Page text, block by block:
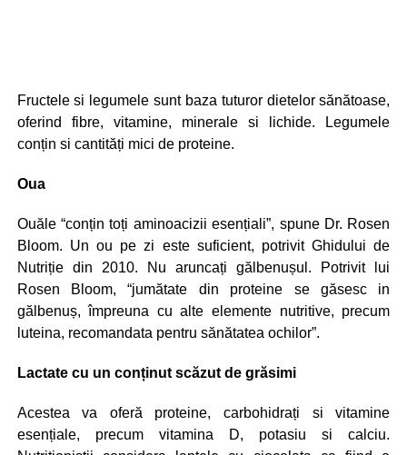
Fructele si legumele sunt baza tuturor dietelor sănătoase,
oferind fibre, vitamine, minerale si lichide. Legumele
conțin si cantități mici de proteine.
Oua
Ouăle “conțin toți aminoacizii esențiali”, spune Dr. Rosen
Bloom. Un ou pe zi este suficient, potrivit Ghidului de
Nutriție din 2010. Nu aruncați gălbenușul. Potrivit lui
Rosen Bloom, “jumătate din proteine se găsesc in
gălbenuș, împreuna cu alte elemente nutritive, precum
luteina, recomandata pentru sănătatea ochilor”.
Lactate cu un conținut scăzut de grăsimi
Acestea va oferă proteine, carbohidrați si vitamine
esențiale, precum vitamina D, potasiu si calciu.